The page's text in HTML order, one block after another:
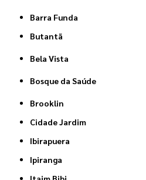
Barra Funda
Butantã
Bela Vista
Bosque da Saúde
Brooklin
Cidade Jardim
Ibirapuera
Ipiranga